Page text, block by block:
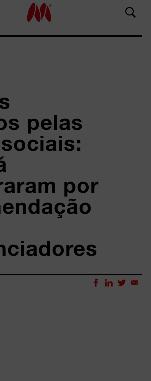
pelas
por